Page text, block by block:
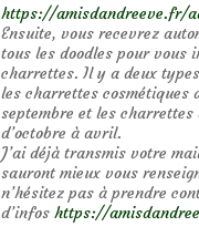
https://amisdandreeve.fr/
Ensuite, vous recevrez
tous les doodles pour vous
charrettes. Il y a deux
les charrettes cosmétiques
septembre et les charrettes
d’octobre à avril.
J’ai déjà transmis votre
sauront mieux vous
n’hésitez pas à prendre
d’infos https://